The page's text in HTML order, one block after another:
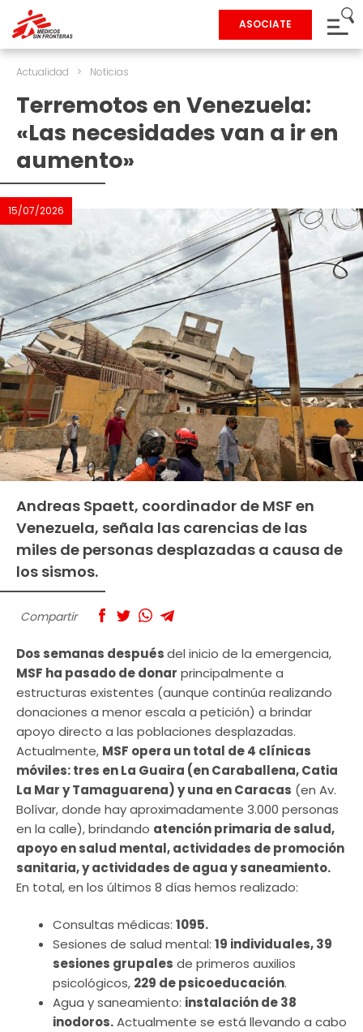
ASOCIATE
Actualidad > Noticias
Terremotos en Venezuela:
«Las necesidades van a ir en
aumento»
15/07/2026
Andreas Spaett, coordinador de MSF en
Venezuela, señala las carencias de las
miles de personas desplazadas a causa de
los sismos.
Compartir
Dos semanas despuésdel inicio de la emergencia,
MSF ha pasado de donar principalmente a
estructuras existentes (aunque continúa realizando
donaciones a menor escala a petición) a brindar
apoyo directo a las poblaciones desplazadas.
Actualmente, MSF opera un total de 4 clínicas
móviles: tres en La Guaira (en Caraballena, Catia
La Mar y Tamaguarena) y una en Caracas (en Av.
Bolívar, donde hay aproximadamente 3.000 personas
en la calle), brindando atención primaria de salud,
apoyo en salud mental, actividades de promoción
sanitaria, y actividades de agua y saneamiento.
En total, en los últimos 8 días hemos realizado:
Consultas médicas: 1095.
Sesiones de salud mental: 19 individuales, 39
sesiones grupales de primeros auxilios
psicológicos, 229 de psicoeducación.
Agua y saneamiento: instalación de 38
inodoros.Actualmente se está llevando a cabo